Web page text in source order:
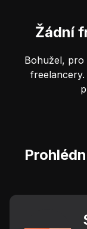
Žádní
Bohužel, pro